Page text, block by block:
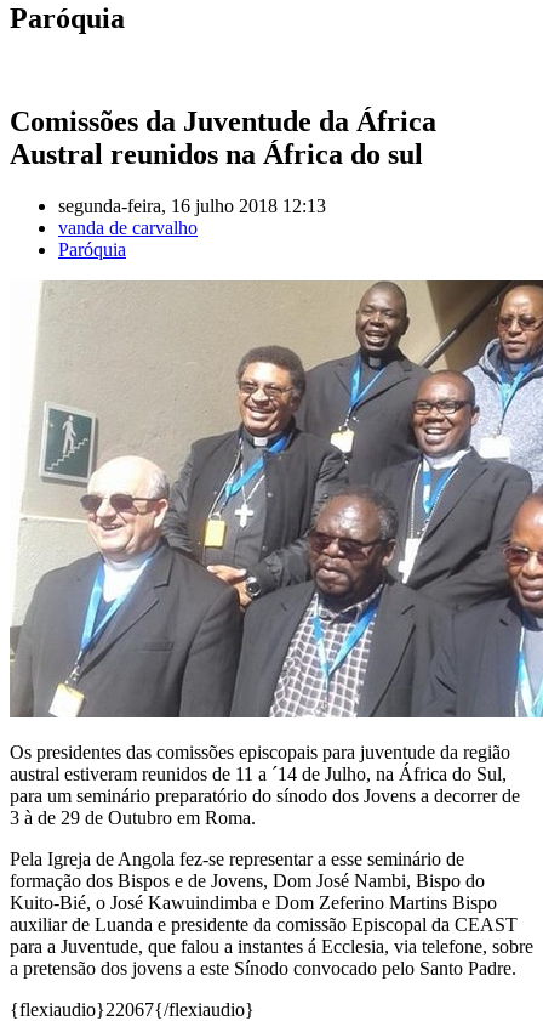
Paróquia
Comissões da Juventude da África
Austral reunidos na África do sul
segunda-feira, 16 julho 2018 12:13
vanda de carvalho
Paróquia
Os presidentes das comissões episcopais para juventude da região
austral estiveram reunidos de 11 a ´14 de Julho, na África do Sul,
para um seminário preparatório do sínodo dos Jovens a decorrer de
3 à de 29 de Outubro em Roma.
Pela Igreja de Angola fez-se representar a esse seminário de
formação dos Bispos e de Jovens, Dom José Nambi, Bispo do
Kuito-Bié, o José Kawuindimba e Dom Zeferino Martins Bispo
auxiliar de Luanda e presidente da comissão Episcopal da CEAST
para a Juventude, que falou a instantes á Ecclesia, via telefone, sobre
a pretensão dos jovens a este Sínodo convocado pelo Santo Padre.
{flexiaudio}22067{/flexiaudio}